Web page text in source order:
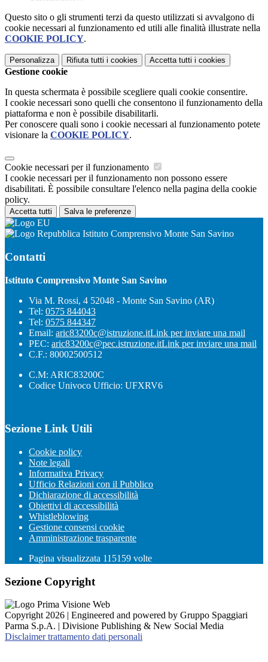
Questo sito o gli strumenti terzi da questo utilizzati si avvalgono di
cookie necessari al funzionamento ed utili alle finalità illustrate nella
COOKIE POLICY.
Personalizza Rifiuta tutti i cookies Accetta tutti i cookies
Gestione cookie
In questa schermata è possibile scegliere quali cookie consentire.
I cookie necessari sono quelli che consentono il funzionamento della
piattaforma e non è possibile disabilitarli.
Per conoscere quali sono i cookie necessari al funzionamento potete
visionare la COOKIE POLICY.
Cookie necessari per il funzionamento
I cookie necessari per il funzionamento non possono essere
disabilitati. È possibile consultare l'elenco nella pagina della cookie
policy.
Accetta tutti Salva le preferenze
Istituto Comprensivo Monte San Savino
Contatti
Istituto Comprensivo Monte San Savino
Via M. Rossi, 4 52048 - Monte San Savino (AR)
Tel: 0575 844043
Tel: 0575 844347
Email: aric83200c@istruzione.itLink per inviare una mail
PEC: aric83200c@pec.istruzione.itLink per inviare una mail
C.F.: 80002500512
C.M: ARIC83200C
Codice Univoco Ufficio: UFXRV6
Sezione Link Utili
Cookie policy
Note legali
Informativa Privacy
Ufficio Relazioni con il Pubblico
Dichiarazione di accessibilità
Obiettivi di accessibilità
Whistleblowing
Gestione consensi cookie
Amministrazione trasparente
Pagina visualizzata 115159 volte
Sezione Copyright
Copyright 2026 | Engineered and powered by Gruppo Spaggiari
Parma S.p.A. | Divisione Publishing & New Social Media
Disclaimer trattamento dati personali